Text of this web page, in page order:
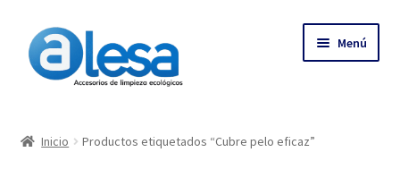
Menú
Inicio Productos etiquetados “Cubre pelo eficaz”